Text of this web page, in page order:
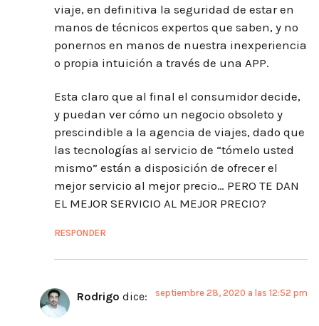
viaje, en definitiva la seguridad de estar en
manos de técnicos expertos que saben, y no
ponernos en manos de nuestra inexperiencia
o propia intuición a través de una APP.
Esta claro que al final el consumidor decide,
y puedan ver cómo un negocio obsoleto y
prescindible a la agencia de viajes, dado que
las tecnologías al servicio de “tómelo usted
mismo” están a disposición de ofrecer el
mejor servicio al mejor precio… PERO TE DAN
EL MEJOR SERVICIO AL MEJOR PRECIO?
RESPONDER
Rodrigo dice: septiembre 28, 2020 a las 12:52 pm